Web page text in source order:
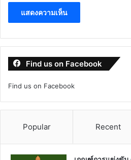
Find us on Facebook
Find us on Facebook
Popular Recent